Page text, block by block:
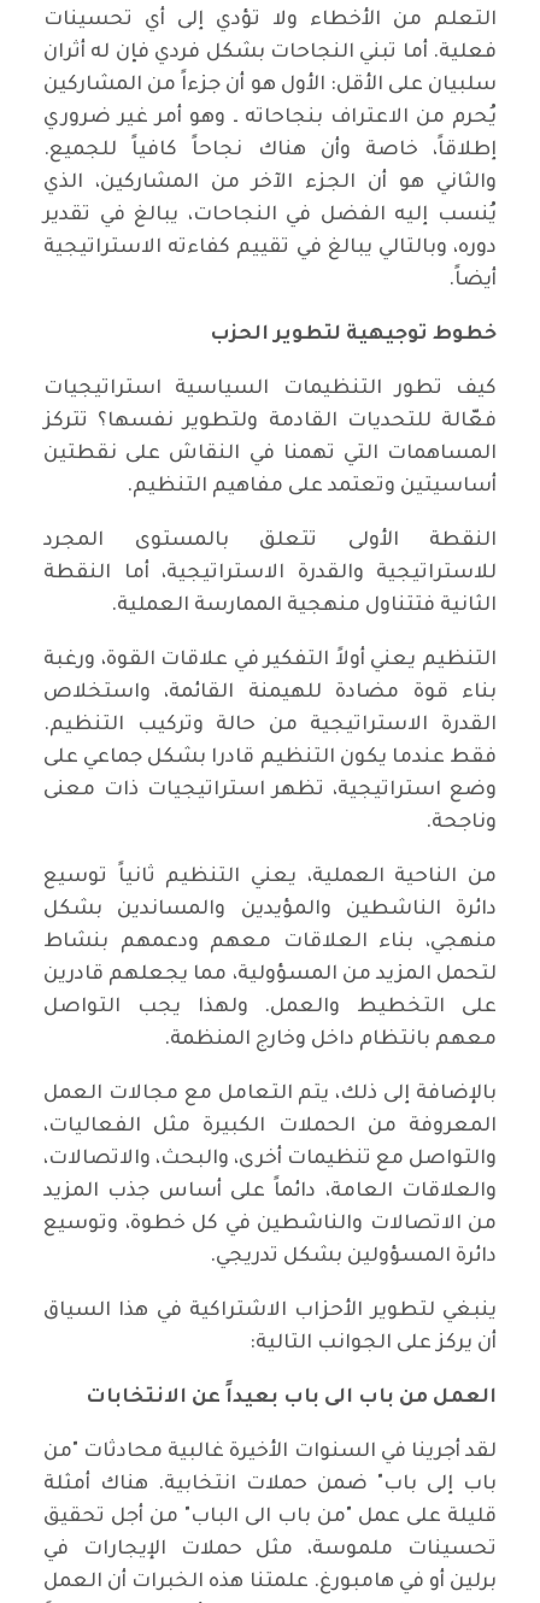
التعلم من الأخطاء ولا تؤدي إلى أي تحسينات
فعلية. أما تبني النجاحات بشكل فردي فإن له أثران
سلبيان على الأقل: الأول هو أن جزءاً من المشاركين
يُحرم من الاعتراف بنجاحاته ـ وهو أمر غير ضروري
إطلاقاً، خاصة وأن هناك نجاحاً كافياً للجميع.
والثاني هو أن الجزء الآخر من المشاركين، الذي
يُنسب إليه الفضل في النجاحات، يبالغ في تقدير
دوره، وبالتالي يبالغ في تقييم كفاءته الاستراتيجية
أيضاً.
خطوط توجيهية لتطوير الحزب
كيف تطور التنظيمات السياسية استراتيجيات
فعّالة للتحديات القادمة ولتطوير نفسها؟ تتركز
المساهمات التي تهمنا في النقاش على نقطتين
أساسيتين وتعتمد على مفاهيم التنظيم.
النقطة الأولى تتعلق بالمستوى المجرد
للاستراتيجية والقدرة الاستراتيجية، أما النقطة
الثانية فتتناول منهجية الممارسة العملية.
التنظيم يعني أولاً التفكير في علاقات القوة، ورغبة
بناء قوة مضادة للهيمنة القائمة، واستخلاص
القدرة الاستراتيجية من حالة وتركيب التنظيم.
فقط عندما يكون التنظيم قادرا بشكل جماعي على
وضع استراتيجية، تظهر استراتيجيات ذات معنى
وناجحة.
من الناحية العملية، يعني التنظيم ثانياً توسيع
دائرة الناشطين والمؤيدين والمساندين بشكل
منهجي، بناء العلاقات معهم ودعمهم بنشاط
لتحمل المزيد من المسؤولية، مما يجعلهم قادرين
على التخطيط والعمل. ولهذا يجب التواصل
معهم بانتظام داخل وخارج المنظمة.
بالإضافة إلى ذلك، يتم التعامل مع مجالات العمل
المعروفة من الحملات الكبيرة مثل الفعاليات،
والتواصل مع تنظيمات أخرى، والبحث، والاتصالات،
والعلاقات العامة، دائماً على أساس جذب المزيد
من الاتصالات والناشطين في كل خطوة، وتوسيع
دائرة المسؤولين بشكل تدريجي.
ينبغي لتطوير الأحزاب الاشتراكية في هذا السياق
أن يركز على الجوانب التالية:
العمل من باب الى باب بعيداً عن الانتخابات
لقد أجرينا في السنوات الأخيرة غالبية محادثات "من
باب إلى باب" ضمن حملات انتخابية. هناك أمثلة
قليلة على عمل "من باب الى الباب" من أجل تحقيق
تحسينات ملموسة، مثل حملات الإيجارات في
برلين أو في هامبورغ. علمتنا هذه الخبرات أن العمل